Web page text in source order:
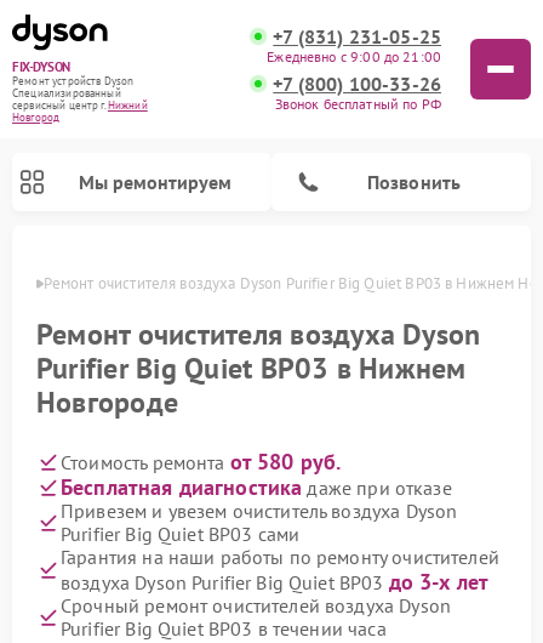
FIX-DYSON
Ремонт устройств Dyson
Специализированный
cервисный центр г.Нижний
Новгород
+7 (831) 231-05-25
Ежедневно с 9:00 до 21:00
+7 (800) 100-33-26
Звонок бесплатный по РФ
Мы ремонтируем Позвонить
Ремонт очистителя воздуха Dyson Purifier Big Quiet BP03 в Нижнем
Ремонт очистителя воздуха Dyson
Purifier Big Quiet BP03 в Нижнем
Новгороде
Стоимость ремонта от 580 руб.
Бесплатная диагностика даже при отказе
Привезем и увезем очиститель воздуха Dyson
Purifier Big Quiet BP03 сами
Гарантия на наши работы по ремонту очистителей
воздуха Dyson Purifier Big Quiet BP03 до 3-х лет
Срочный ремонт очистителей воздуха Dyson
Purifier Big Quiet BP03 в течении часа